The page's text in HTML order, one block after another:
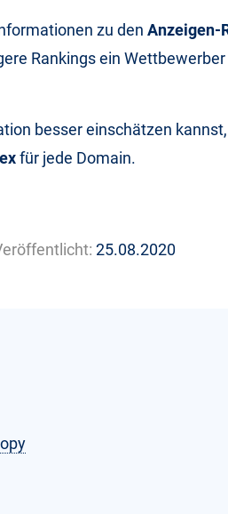
zu den Anzeigen-
Rankings ein
besser einschätzen
für jede Domain.
25.08.2020